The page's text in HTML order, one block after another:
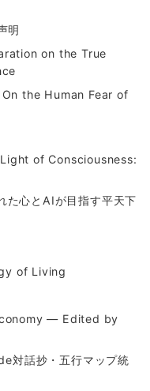
明
on the True
the Human Fear of
of Consciousness:
た心とAIが目指す平天下
of Living
— Edited by
対話抄・五行マップ統